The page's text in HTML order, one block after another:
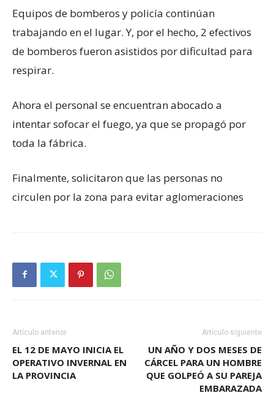
Equipos de bomberos y policía continúan
trabajando en el lugar. Y, por el hecho, 2 efectivos
de bomberos fueron asistidos por dificultad para
respirar.
Ahora el personal se encuentran abocado a
intentar sofocar el fuego, ya que se propagó por
toda la fábrica.
Finalmente, solicitaron que las personas no
circulen por la zona para evitar aglomeraciones
Artículo anterior
EL 12 DE MAYO INICIA EL
OPERATIVO INVERNAL EN
LA PROVINCIA
Artículo siguiente
UN AÑO Y DOS MESES DE
CÁRCEL PARA UN HOMBRE
QUE GOLPEÓ A SU PAREJA
EMBARAZADA